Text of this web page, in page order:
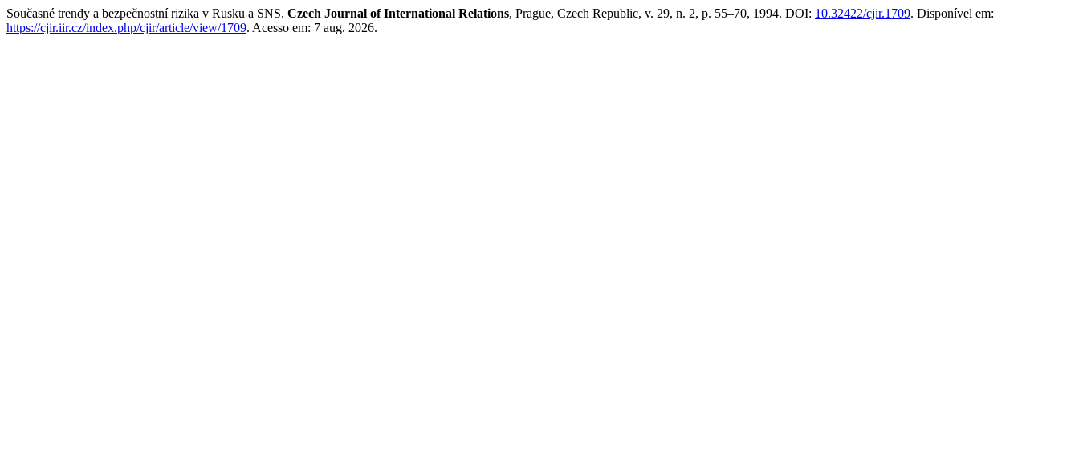
Současné trendy a bezpečnostní rizika v Rusku a SNS. Czech Journal of International Relations, Prague, Czech Republic, v. 29, n. 2, p. 55–70, 1994. DOI: 10.32422/cjir.1709. Disponível em:
https://cjir.iir.cz/index.php/cjir/article/view/1709. Acesso em: 7 aug. 2026.